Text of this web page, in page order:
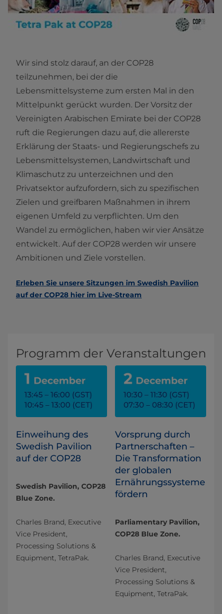
Wir sind stolz darauf, an der COP28
teilzunehmen, bei der die
Lebensmittelsysteme zum ersten Mal in den
Mittelpunkt gerückt wurden. Der Vorsitz der
Vereinigten Arabischen Emirate bei der COP28
ruft die Regierungen dazu auf, die allererste
Erklärung der Staats- und Regierungschefs zu
Lebensmittelsystemen, Landwirtschaft und
Klimaschutz zu unterzeichnen und den
Privatsektor aufzufordern, sich zu spezifischen
Zielen und greifbaren Maßnahmen in ihrem
eigenen Umfeld zu verpflichten. Um den
Wandel zu ermöglichen, haben wir vier Ansätze
entwickelt. Auf der COP28 werden wir unsere
Ambitionen und Ziele vorstellen.
Erleben Sie unsere Sitzungen im Swedish Pavilion
auf der COP28 hier im Live-Stream
Programm der Veranstaltungen
Einweihung des
Swedish Pavilion
auf der COP28
Swedish Pavilion, COP28
Blue Zone.
Charles Brand, Executive
Vice President,
Processing Solutions &
Equipment, TetraPak.
Vorsprung durch
Partnerschaften –
Die Transformation
der globalen
Ernährungssysteme
fördern
Parliamentary Pavilion,
COP28 Blue Zone.
Charles Brand, Executive
Vice President,
Processing Solutions &
Equipment, TetraPak.